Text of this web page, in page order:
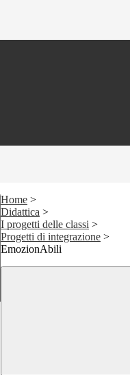
Home >
Didattica >
I progetti delle classi >
Progetti di integrazione >
EmozionAbili